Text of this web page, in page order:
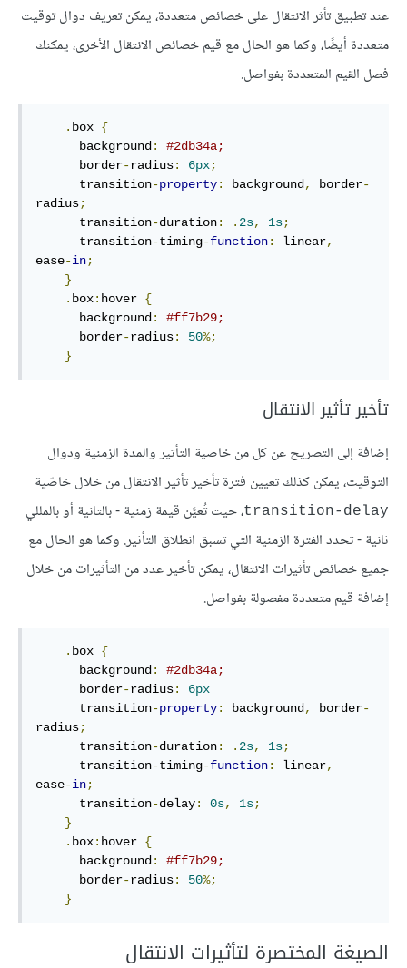
عند تطبيق تأثر الانتقال على خصائص متعددة، يمكن تعريف دوال توقيت
متعددة أيضًا، وكما هو الحال مع قيم خصائص الانتقال الأخرى، يمكنك
فصل القيم المتعددة بفواصل.
. box {
background: #2db34a;
border-radius: 6px;
transition-property: background, border-
radius;
transition-duration: . 2s, 1s;
transition-timing-function: linear,
ease-in;
}
. box: hover {
background: #ff7b29;
border-radius: 50%;
}
تأخير تأثير الانتقال
إضافة إلى التصريح عن كل من خاصية التأثير والمدة الزمنية ودوال
التوقيت، يمكن كذلك تعيين فترة تأخير تأثير الانتقال من خلال خاصّية
transition-delay، حيث تُعيَّن قيمة زمنية - بالثانية أو بالمللي
ثانية - تحدد الفترة الزمنية التي تسبق انطلاق التأثير. وكما هو الحال مع
جميع خصائص تأثيرات الانتقال، يمكن تأخير عدد من التأثيرات من خلال
إضافة قيم متعددة مفصولة بفواصل.
. box {
background: #2db34a;
border-radius: 6px
      transition
-property: background, border-
radius;
transition-duration: . 2s, 1s;
transition-timing-function: linear,
ease-in;
transition-delay: 0s, 1s;
}
. box: hover {
background: #ff7b29;
border-radius: 50%;
}
الصيغة المختصرة لتأثيرات الانتقال